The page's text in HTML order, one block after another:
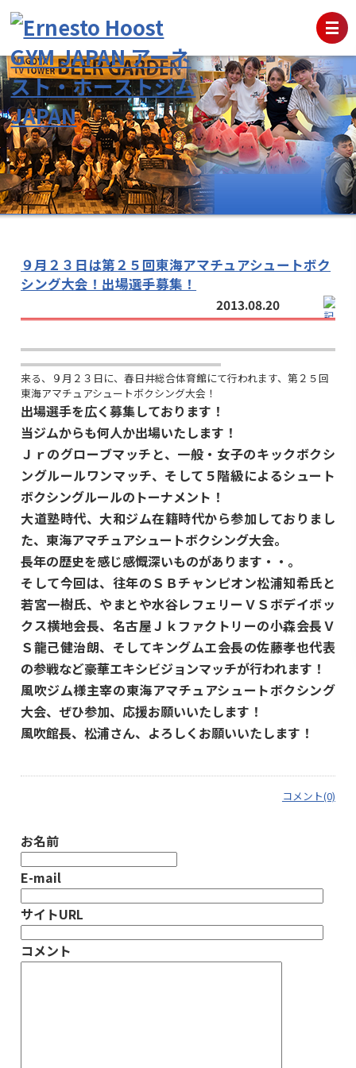
９月２３日は第２５回東海アマチュアシュートボク
シング大会！出場選手募集！
2013.08.20
来る、９月２３日に、春日井総合体育館にて行われます、第２５回
東海アマチュアシュートボクシング大会！
出場選手を広く募集しております！
当ジムからも何人か出場いたします！
Ｊｒのグローブマッチと、一般・女子のキックボクシ
ングルールワンマッチ、そして５階級によるシュート
ボクシングルールのトーナメント！
大道塾時代、大和ジム在籍時代から参加しておりまし
た、東海アマチュアシュートボクシング大会。
長年の歴史を感じ感慨深いものがあります・・。
そして今回は、往年のＳＢチャンピオン松浦知希氏と
若宮一樹氏、やまとや水谷レフェリーＶＳボデイボッ
クス横地会長、名古屋Ｊｋファクトリーの小森会長Ｖ
Ｓ龍己健治朗、そしてキングムエ会長の佐藤孝也代表
の参戦など豪華エキシビジョンマッチが行われます！
風吹ジム様主宰の東海アマチュアシュートボクシング
大会、ぜひ参加、応援お願いいたします！
風吹館長、松浦さん、よろしくお願いいたします！
コメント(0)
お名前
E-mail
サイトURL
コメント